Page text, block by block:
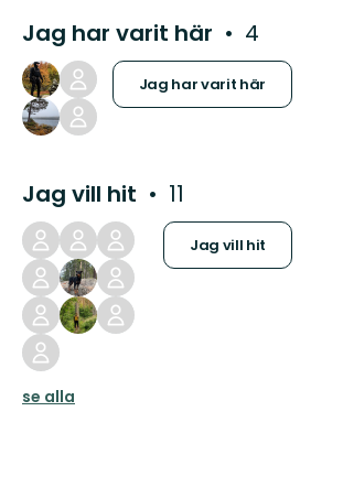
Jag har varit här 4
Jag har varit här
Jag vill hit 11
Jag vill hit
se alla